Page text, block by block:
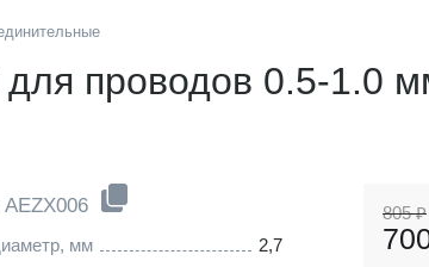
проводов 0.5-1.0
мм
2,7
805 ₽